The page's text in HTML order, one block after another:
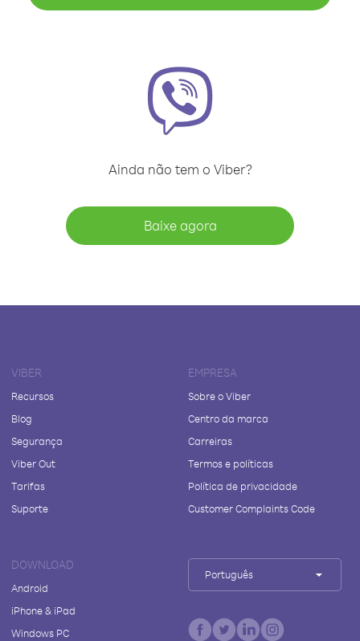
Ainda não tem o Viber?
Baixe agora
VIBER
Recursos
Blog
Segurança
Viber Out
Tarifas
Suporte
EMPRESA
Sobre o Viber
Centro da marca
Carreiras
Termos e políticas
Política de privacidade
Customer Complaints Code
DOWNLOAD
Android
iPhone & iPad
Windows PC
Português